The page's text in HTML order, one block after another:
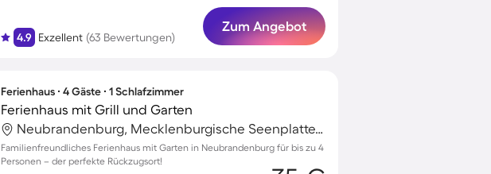
4.9 Exzellent (63 Bewertungen)
Zum Angebot
Ferienhaus ∙ 4 Gäste ∙ 1 Schlafzimmer
Ferienhaus mit Grill und Garten
Neubrandenburg, Mecklenburgische Seenplatte, Deutschland
Familienfreundliches Ferienhaus mit Garten in Neubrandenburg für bis zu 4
Personen – der perfekte Rückzugsort!